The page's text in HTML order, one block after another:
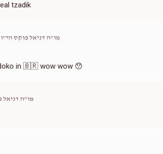
tzadik
מו"ה דניאל פוקס הי"ו
chezky you are amazing tzodoko in 🇧🇷 wow wow 😯
מו"ה דניאל